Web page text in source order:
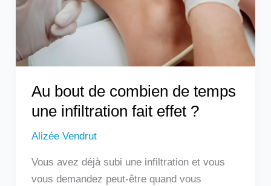
Au bout de combien de temps
une infiltration fait effet ?
Alizée Vendrut
Vous avez déjà subi une infiltration et vous
vous demandez peut-être quand vous
infiltration
fait
effet
?